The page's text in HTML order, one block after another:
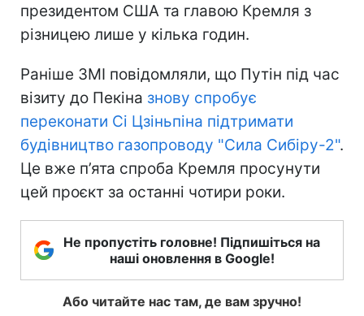
президентом США та главою Кремля з
різницею лише у кілька годин.
Раніше ЗМІ повідомляли, що Путін під час
візиту до Пекіна знову спробує
переконати Сі Цзіньпіна підтримати
будівництво газопроводу "Сила Сибіру-2".
Це вже п’ята спроба Кремля просунути
цей проєкт за останні чотири роки.
Не пропустіть головне! Підпишіться на
наші оновлення в Google!
Або читайте нас там, де вам зручно!